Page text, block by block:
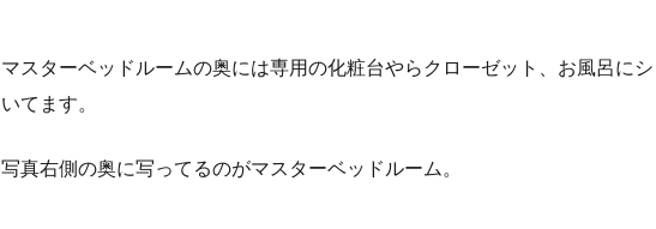
マスターベッドルームの奥には専用の化粧台やらクローゼット、お風呂に
いてます。
写真右側の奥に写ってるのがマスターベッドルーム。